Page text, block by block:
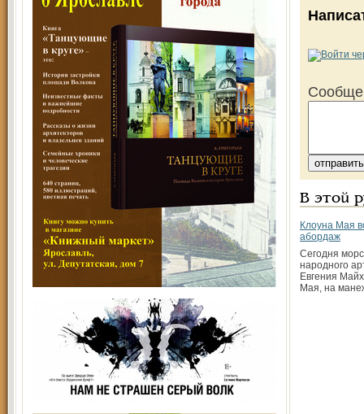
В этой
Клоуна Мая
абордаж
Сегодня
народного
Евгения
Мая, на